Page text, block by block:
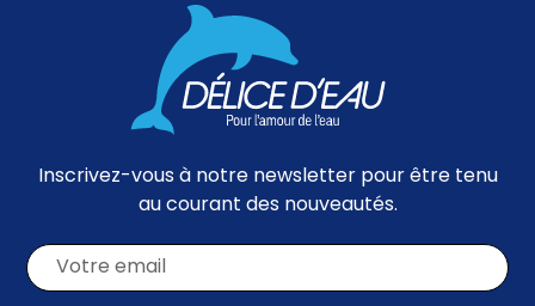
Inscrivez-vous à notre newsletter pour être tenu
au courant des nouveautés.